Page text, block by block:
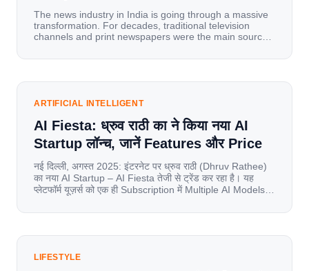
The news industry in India is going through a massive
transformation. For decades, traditional television
channels and print newspapers were the main sources
mobile data, affordable smartphones, and high-speed
has become a mobile-first market where consumers
ARTIFICIAL INTELLIGENT
AI Fiesta: ध्रुव राठी का ने किया नया AI
Startup लॉन्च, जानें Features और Price
नई दिल्ली, अगस्त 2025: इंटरनेट पर ध्रुव राठी (Dhruv Rathee)
का नया AI Startup – AI Fiesta तेजी से ट्रेंड कर रहा है। यह
प्लेटफॉर्म यूज़र्स को एक ही Subscription में Multiple AI Models
यूज़र्स का जबरदस्त रिस्पॉन्स लॉन्च के तुरंत […]
LIFESTYLE